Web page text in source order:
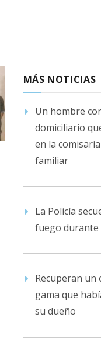
MÁS NOTICIAS
Un hombre
domiciliario
en la
familiar
La Policía
fuego durante
Recuperan un
gama que
su dueño